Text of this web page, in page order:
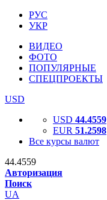
РУС
УКР
ВИДЕО
ФОТО
ПОПУЛЯРНЫЕ
СПЕЦПРОЕКТЫ
USD
USD 44.4559
EUR 51.2598
Все курсы валют
44.4559
Авторизация
Поиск
UA